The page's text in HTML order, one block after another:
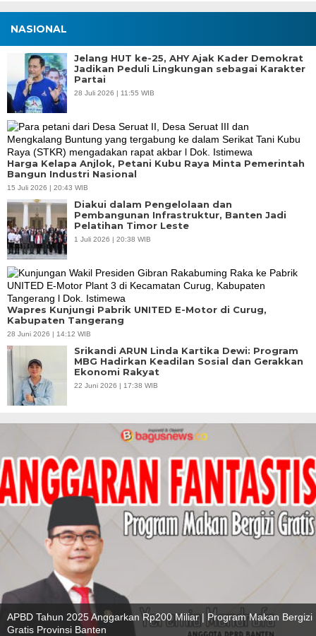
NASIONAL
Jelang HUT ke-25, AHY Ajak Kader Demokrat
Jadikan Peduli Lingkungan sebagai Karakter
Partai
28 Juli 2026 | 11:55 WIB
Harga Kelapa Anjlok, Petani Kubu Raya Minta Pemerintah
Bangun Industri Nasional
15 Juli 2026 | 20:43 WIB
Diakui dalam Pengelolaan dan
Pembangunan Infrastruktur, Banten Jadi
Pelatihan Timor Leste
1 Juli 2026 | 20:38 WIB
Wapres Kunjungi Pabrik UNITED E-Motor di Curug,
Kabupaten Tangerang
28 Juni 2026 | 14:12 WIB
Srikandi ARUN Linda Kartika Dewi: Program
MBG Hadirkan Keadilan Sosial dan Gerakkan
Ekonomi Rakyat
22 Juni 2026 | 17:38 WIB
APBD Tahun 2025 Anggarkan Rp200 Miliar | Program Makan Bergizi
Gratis Provinsi Banten